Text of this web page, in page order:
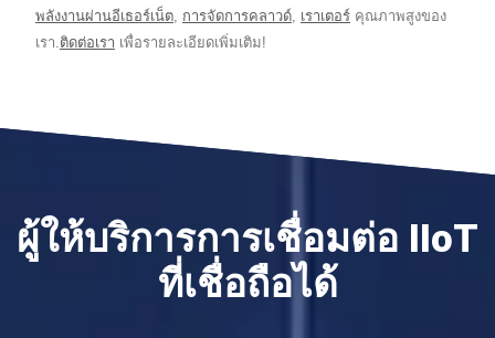
พลังงานผ่านอีเธอร์เน็ต, การจัดการคลาวด์, เราเตอร์ คุณภาพสูงของ
เรา.ติดต่อเรา เพื่อรายละเอียดเพิ่มเติม!
ผู้ให้บริการการเชื่อมต่อ IIoT
ที่เชื่อถือได้